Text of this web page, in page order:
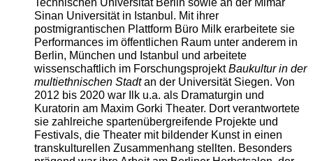
Sinan Universität in Istanbul. Mit ihrer
postmigrantischen Plattform Büro Milk erarbeitete sie
Performances im öffentlichen Raum unter anderem in
Berlin, München und Istanbul und arbeitete
wissenschaftlich im ForschungsprojektBaukultur in der
multiethnischen Stadtan der Universität Siegen. Von
2012 bis 2020 war Ilk u.a. als Dramaturgin und
Kuratorin am Maxim Gorki Theater. Dort verantwortete
sie zahlreiche spartenübergreifende Projekte und
Festivals, die Theater mit bildender Kunst in einen
transkulturellen Zusammenhang stellten. Besonders